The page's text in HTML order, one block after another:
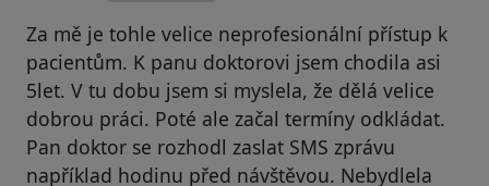
Za mě je tohle velice neprofesionální přístup k
pacientům. K panu doktorovi jsem chodila asi
5let. V tu dobu jsem si myslela, že dělá velice
dobrou práci. Poté ale začal termíny odkládat.
Pan doktor se rozhodl zaslat SMS zprávu
například hodinu před návštěvou. Nebydlela